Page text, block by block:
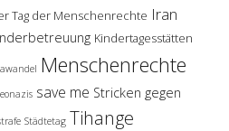
Tag der Menschenrechte Iran
Kindertagesstätten
Menschenrechte
save me Stricken gegen
Städtetag Tihange